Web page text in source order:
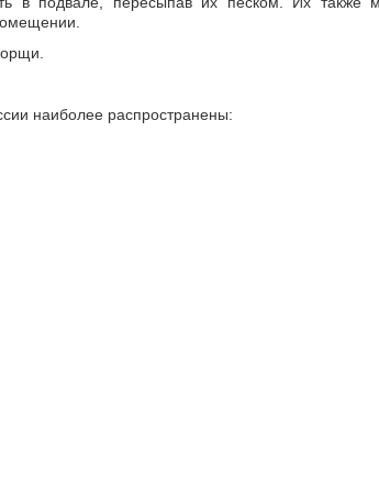
наиболее распространены: